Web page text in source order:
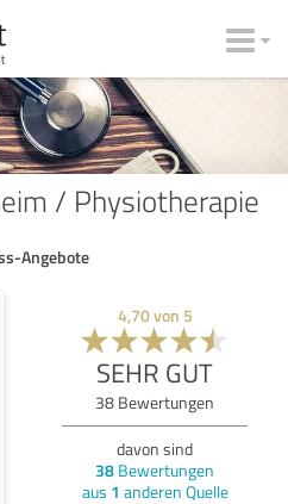
/ Physiotherapie
Angebote
4,70von 5
SEHR GUT
38 Bewertungen
davon sind
38 Bewertungen
aus 1 anderen Quelle